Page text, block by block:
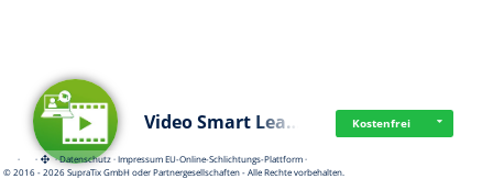
Video Smart Lea… Kostenfrei
· · ·Datenschutz·Impressum EU-Online-Schlichtungs-Plattform·
© 2016 - 2026 SupraTix GmbH oder Partnergesellschaften - Alle Rechte vorbehalten.